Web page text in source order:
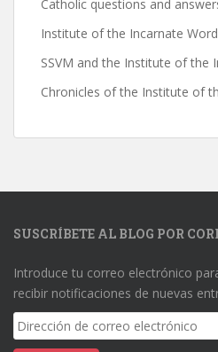
Catholic questions and
Institute of the Incarnate Word
SSVM and the Institute of the
Chronicles of the Institute of
SUSCRÍBETE AL BLOG POR
Introduce tu correo electrónico
recibir notificaciones de nuevas
Dirección
de